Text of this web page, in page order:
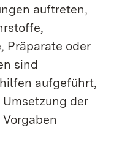
auftreten,
Präparate oder
sind
aufgeführt,
der